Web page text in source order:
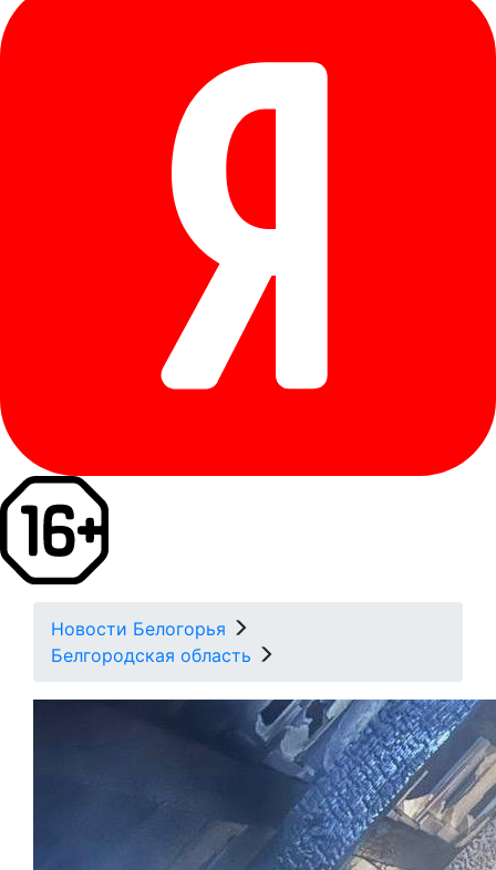
Новости Белогорья
Белгородская область